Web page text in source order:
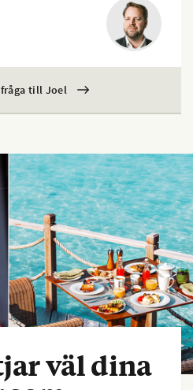
till Joel
väl dina